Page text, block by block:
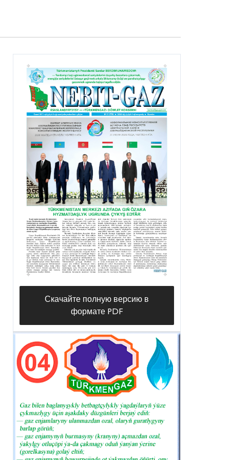
Скачайте полную версию в
формате PDF